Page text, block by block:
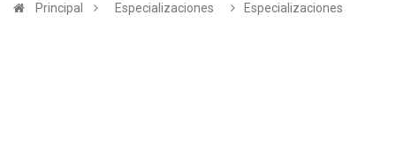
Principal Especializaciones Especializaciones